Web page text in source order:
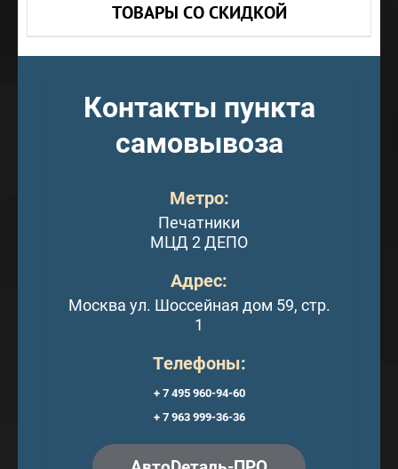
ТОВАРЫ СО СКИДКОЙ
Контакты пункта
самовывоза
Метро:
Печатники
МЦД 2 ДЕПО
Адрес:
Москва ул. Шоссейная дом 59, стр.
1
Телефоны:
+ 7 495 960-94-60
+ 7 963 999-36-36